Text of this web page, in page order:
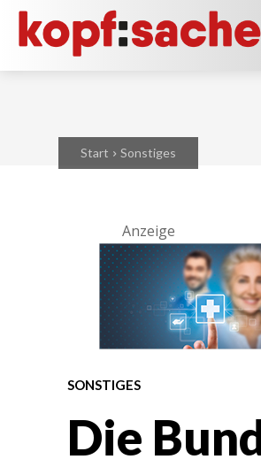
Start Sonstiges
Anzeige
SONSTIGES
Die